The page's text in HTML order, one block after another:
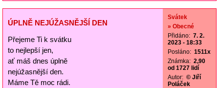
ÚPLNĚ NEJÚŽASNĚJŠÍ DEN
Přejeme Ti k svátku
to nejlepší jen,
ať máš dnes úplně
nejúžasnější den.
Máme Tě moc rádi.
Svátek
» Obecné
Přidáno: 7. 2.
2023 - 18:33
Posláno: 1511x
Známka: 2,90
od 1727 lidí
Autor: © Jiří
Poláček